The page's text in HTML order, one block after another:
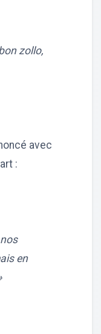
zollo,
avec
:
en